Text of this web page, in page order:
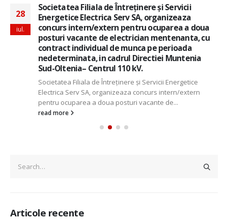
28
iul.
Societatea Filiala de Întreţinere şi Servicii
Energetice Electrica Serv SA, organizeaza
concurs intern/extern pentru ocuparea a doua
posturi vacante de electrician mentenanta, cu
contract individual de munca pe perioada
nedeterminata, in cadrul Directiei Muntenia
Sud-Oltenia– Centrul 110 kV.
Societatea Filiala de Întreţinere şi Servicii Energetice
Electrica Serv SA, organizeaza concurs intern/extern
pentru ocuparea a doua posturi vacante de...
read more
Articole recente